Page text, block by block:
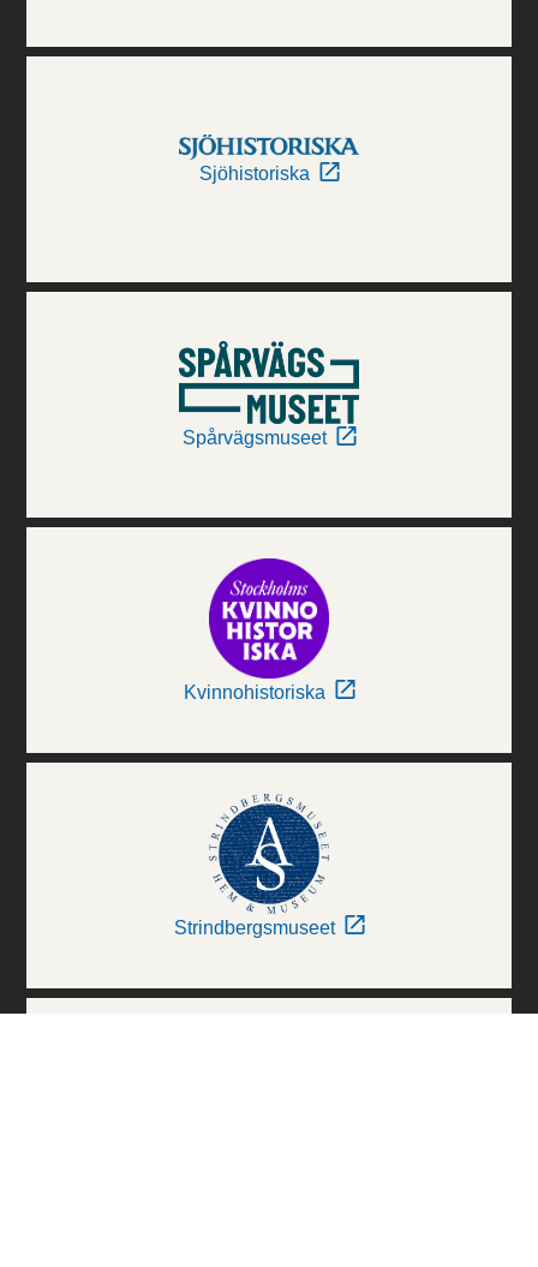
Sjöhistoriska
Spårvägsmuseet
Kvinnohistoriska
Strindbergsmuseet